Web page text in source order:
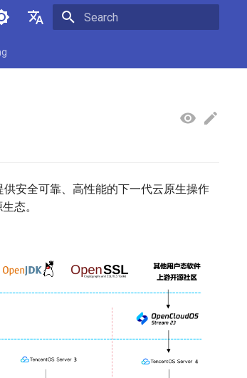
安全可靠、高性能的下一代云原生操作
态。